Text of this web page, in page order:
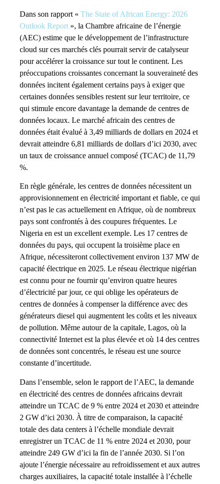
Dans son rapport « The State of African Energy: 2026
Outlook Report », la Chambre africaine de l’énergie
(AEC) estime que le développement de l’infrastructure
cloud sur ces marchés clés pourrait servir de catalyseur
pour accélérer la croissance sur tout le continent. Les
préoccupations croissantes concernant la souveraineté des
données incitent également certains pays à exiger que
certaines données sensibles restent sur leur territoire, ce
qui stimule encore davantage la demande de centres de
données locaux. Le marché africain des centres de
données était évalué à 3,49 milliards de dollars en 2024 et
devrait atteindre 6,81 milliards de dollars d’ici 2030, avec
un taux de croissance annuel composé (TCAC) de 11,79
%.
En règle générale, les centres de données nécessitent un
approvisionnement en électricité important et fiable, ce qui
n’est pas le cas actuellement en Afrique, où de nombreux
pays sont confrontés à des coupures fréquentes. Le
Nigeria en est un excellent exemple. Les 17 centres de
données du pays, qui occupent la troisième place en
Afrique, nécessiteront collectivement environ 137 MW de
capacité électrique en 2025. Le réseau électrique nigérian
est connu pour ne fournir qu’environ quatre heures
d’électricité par jour, ce qui oblige les opérateurs de
centres de données à compenser la différence avec des
générateurs diesel qui augmentent les coûts et les niveaux
de pollution. Même autour de la capitale, Lagos, où la
connectivité Internet est la plus élevée et où 14 des centres
de données sont concentrés, le réseau est une source
constante d’incertitude.
Dans l’ensemble, selon le rapport de l’AEC, la demande
en électricité des centres de données africains devrait
atteindre un TCAC de 9 % entre 2024 et 2030 et atteindre
2 GW d’ici 2030. À titre de comparaison, la capacité
totale des data centers à l’échelle mondiale devrait
enregistrer un TCAC de 11 % entre 2024 et 2030, pour
atteindre 249 GW d’ici la fin de l’année 2030. Si l’on
ajoute l’énergie nécessaire au refroidissement et aux autres
charges auxiliaires, la capacité totale installée à l’échelle